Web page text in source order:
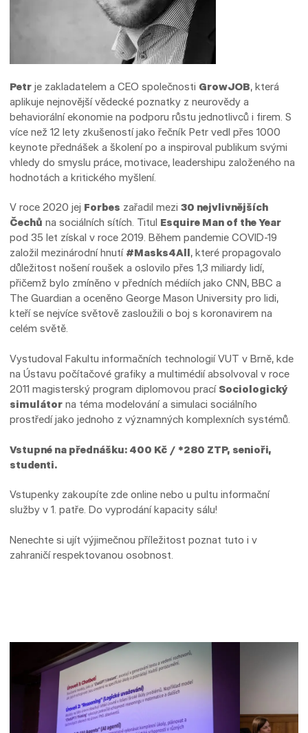
Petr je zakladatelem a CEO společnosti GrowJOB, která
aplikuje nejnovější vědecké poznatky z neurovědy a
behaviorální ekonomie na podporu růstu jednotlivců i firem. S
více než 12 lety zkušeností jako řečník Petr vedl přes 1000
keynote přednášek a školení po a inspiroval publikum svými
vhledy do smyslu práce, motivace, leadershipu založeného na
hodnotách a kritického myšlení.
V roce 2020 jej Forbes zařadil mezi30 nejvlivnějších
Čechů na sociálních sítích. Titul Esquire Man of the Year
pod 35 let získal v roce 2019. Během pandemie COVID-19
založil mezinárodní hnutí #Masks4All, které propagovalo
důležitost nošení roušek a oslovilo přes 1,3 miliardy lidí,
přičemž bylo zmíněno v předních médiích jako CNN, BBC a
The Guardian a oceněno George Mason University pro lidi,
kteří se nejvíce světově zasloužili o boj s koronavirem na
celém světě.
Vystudoval Fakultu informačních technologií VUT v Brně, kde
na Ústavu počítačové grafiky a multimédií absolvoval v roce
2011 magisterský program diplomovou prací Sociologický
simulátor na téma modelování a simulaci sociálního
prostředí jako jednoho z významných komplexních systémů.
Vstupné na přednášku: 400 Kč / *280 ZTP, senioři,
studenti.
Vstupenky zakoupíte zde online nebo u pultu informační
služby v 1. patře. Do vyprodání kapacity sálu!
Nenechte si ujít výjimečnou příležitost poznat tuto i v
zahraničí respektovanou osobnost.